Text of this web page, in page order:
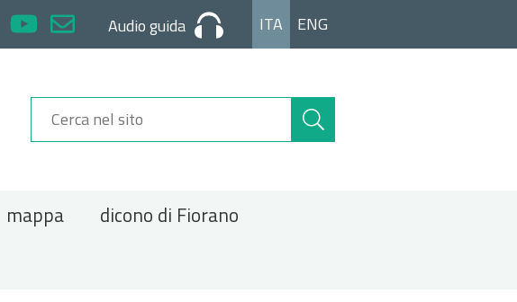
Audio guida ITA ENG
Cerca
nel
mappa
dicono di Fiorano